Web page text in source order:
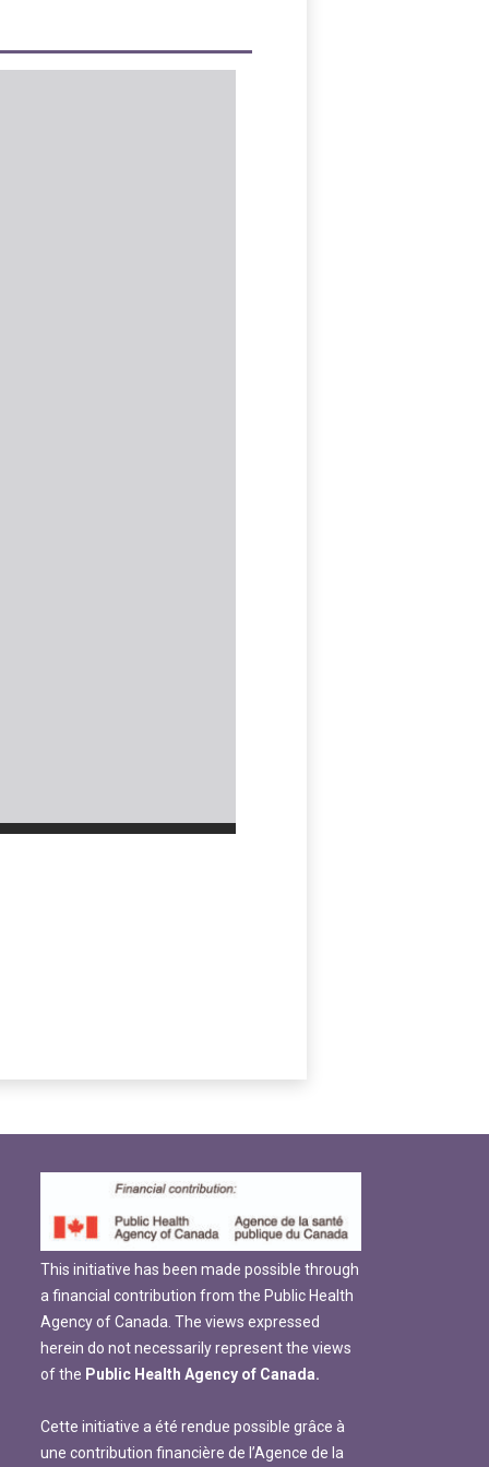
This initiative has been made possible through
a financial contribution from the Public Health
Agency of Canada. The views expressed
herein do not necessarily represent the views
of the Public Health Agency of Canada.
Cette initiative a été rendue possible grâce à
une contribution financière de l’Agence de la